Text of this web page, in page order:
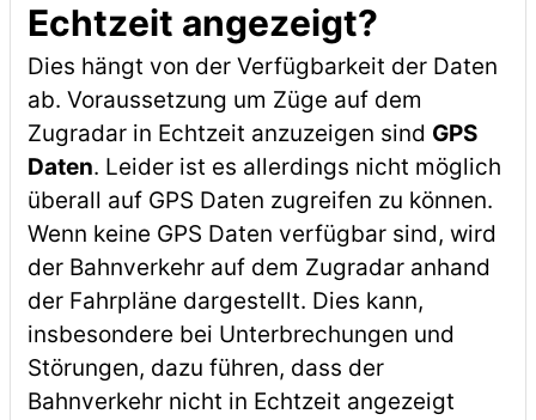
Echtzeit angezeigt?
Dies hängt von der Verfügbarkeit der Daten
ab. Voraussetzung um Züge auf dem
Zugradar in Echtzeit anzuzeigen sind GPS
Daten. Leider ist es allerdings nicht möglich
überall auf GPS Daten zugreifen zu können.
Wenn keine GPS Daten verfügbar sind, wird
der Bahnverkehr auf dem Zugradar anhand
der Fahrpläne dargestellt. Dies kann,
insbesondere bei Unterbrechungen und
Störungen, dazu führen, dass der
Bahnverkehr nicht in Echtzeit angezeigt